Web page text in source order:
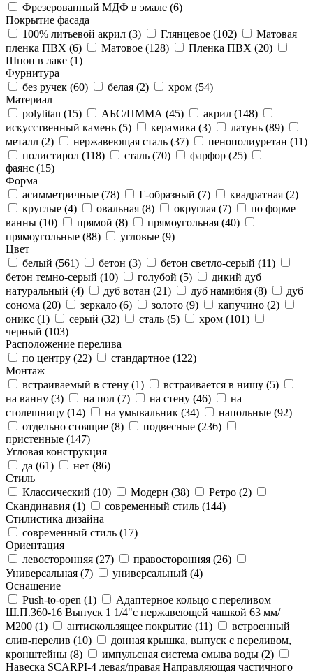
Фрезерованный МДФ в эмале (6)
Покрытие фасада
100% литьевой акрил (3) Глянцевое (102)
Матовая
пленка ПВХ (6) Матовое (128) Пленка ПВХ (20)
Шпон в лаке (1)
Фурнитура
без ручек (60) белая (2) хром (54)
Материал
polytitan (15) АБС/ПММА (45) акрил (148)
искусственный камень (5) керамика (3) латунь (89)
металл (2) нержавеющая сталь (37) пенополиуретан (11)
полистирол (118) сталь (70) фарфор (25)
фаянс (15)
Форма
асимметричные (78) Г-образный (7) квадратная (2)
круглые (4) овальная (8) округлая (7)
по форме
ванны (10) прямой (8) прямоугольная (40)
прямоугольные (88) угловые (9)
Цвет
белый (561) бетон (3) бетон светло-серый (11)
бетон темно-серый (10) голубой (5)
дикий дуб
натуральный (4) дуб вотан (21) дуб намибия (8)
дуб
сонома (20) зеркало (6) золото (9) капучино (2)
оникс (1) серый (32) сталь (5) хром (101)
черный (103)
Расположение перелива
по центру (22) стандартное (122)
Монтаж
встраиваемый в стену (1) встраивается в нишу (5)
на ванну (3) на пол (7) на стену (46)
на
столешницу (14) на умывальник (34) напольные (92)
отдельно стоящие (8) подвесные (236)
пристенные (147)
Угловая конструкция
да (61) нет (86)
Стиль
Классический (10) Модерн (38) Ретро (2)
Скандинавия (1) современный стиль (144)
Стилистика дизайна
современный стиль (17)
Ориентация
левосторонняя (27) правосторонняя (26)
Универсальная (7) универсальный (4)
Оснащение
Push-to-open (1)
Адаптерное кольцо с переливом
Ш.П.360-16 Выпуск 1 1/4"с нержавеющей чашкой 63 мм/
М200 (1) антискользящее покрытие (11)
встроенный
слив-перелив (10)
донная крышка, выпуск с переливом,
кронштейны (8) импульсная система смыва воды (2)
Навеска SCARPI-4 левая/правая Направляющая частичного